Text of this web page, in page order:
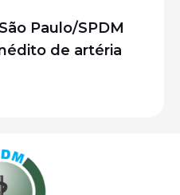
Paulo/SPDM
de artéria